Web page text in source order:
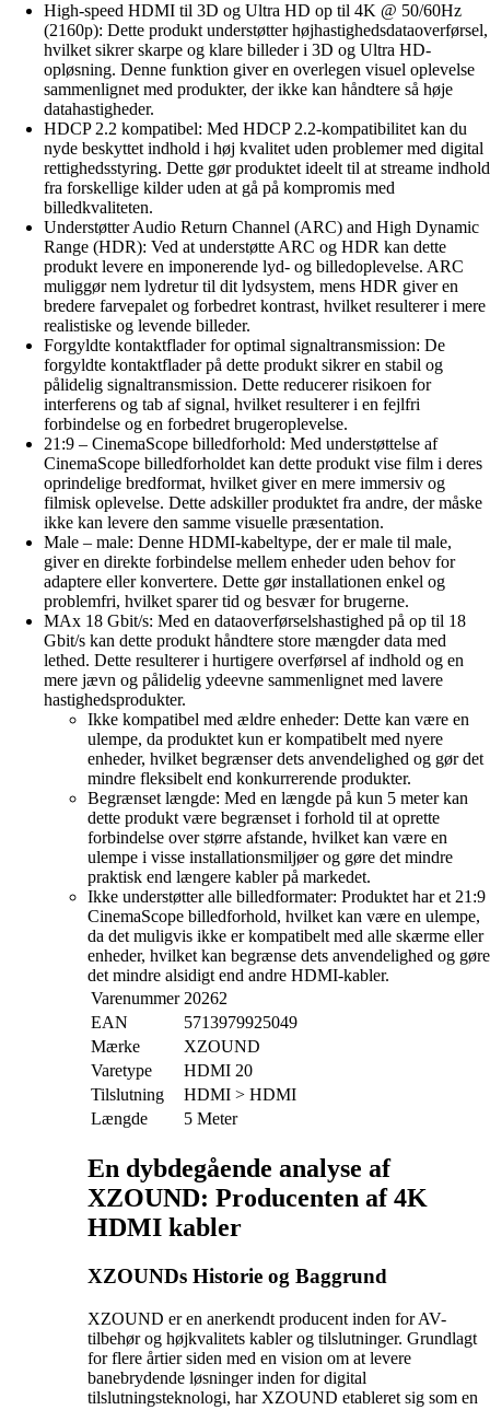
High-speed HDMI til 3D og Ultra HD op til 4K @ 50/60Hz
(2160p): Dette produkt understøtter højhastighedsdataoverførsel,
hvilket sikrer skarpe og klare billeder i 3D og Ultra HD-
opløsning. Denne funktion giver en overlegen visuel oplevelse
sammenlignet med produkter, der ikke kan håndtere så høje
datahastigheder.
HDCP 2.2 kompatibel: Med HDCP 2.2-kompatibilitet kan du
nyde beskyttet indhold i høj kvalitet uden problemer med digital
rettighedsstyring. Dette gør produktet ideelt til at streame indhold
fra forskellige kilder uden at gå på kompromis med
billedkvaliteten.
Understøtter Audio Return Channel (ARC) and High Dynamic
Range (HDR): Ved at understøtte ARC og HDR kan dette
produkt levere en imponerende lyd- og billedoplevelse. ARC
muliggør nem lydretur til dit lydsystem, mens HDR giver en
bredere farvepalet og forbedret kontrast, hvilket resulterer i mere
realistiske og levende billeder.
Forgyldte kontaktflader for optimal signaltransmission: De
forgyldte kontaktflader på dette produkt sikrer en stabil og
pålidelig signaltransmission. Dette reducerer risikoen for
interferens og tab af signal, hvilket resulterer i en fejlfri
forbindelse og en forbedret brugeroplevelse.
21:9 – CinemaScope billedforhold: Med understøttelse af
CinemaScope billedforholdet kan dette produkt vise film i deres
oprindelige bredformat, hvilket giver en mere immersiv og
filmisk oplevelse. Dette adskiller produktet fra andre, der måske
ikke kan levere den samme visuelle præsentation.
Male – male: Denne HDMI-kabeltype, der er male til male,
giver en direkte forbindelse mellem enheder uden behov for
adaptere eller konvertere. Dette gør installationen enkel og
problemfri, hvilket sparer tid og besvær for brugerne.
MAx 18 Gbit/s: Med en dataoverførselshastighed på op til 18
Gbit/s kan dette produkt håndtere store mængder data med
lethed. Dette resulterer i hurtigere overførsel af indhold og en
mere jævn og pålidelig ydeevne sammenlignet med lavere
hastighedsprodukter.
Ikke kompatibel med ældre enheder: Dette kan være en
ulempe, da produktet kun er kompatibelt med nyere
enheder, hvilket begrænser dets anvendelighed og gør det
mindre fleksibelt end konkurrerende produkter.
Begrænset længde: Med en længde på kun 5 meter kan
dette produkt være begrænset i forhold til at oprette
forbindelse over større afstande, hvilket kan være en
ulempe i visse installationsmiljøer og gøre det mindre
praktisk end længere kabler på markedet.
Ikke understøtter alle billedformater: Produktet har et 21:9
CinemaScope billedforhold, hvilket kan være en ulempe,
da det muligvis ikke er kompatibelt med alle skærme eller
enheder, hvilket kan begrænse dets anvendelighed og gøre
det mindre alsidigt end andre HDMI-kabler.
Varenummer 20262
EAN
5713979925049
Mærke
XZOUND
Varetype
HDMI 20
Tilslutning
HDMI > HDMI
Længde
5 Meter
En dybdegående analyse af
XZOUND: Producenten af 4K
HDMI kabler
XZOUNDs Historie og Baggrund
XZOUND er en anerkendt producent inden for AV-
tilbehør og højkvalitets kabler og tilslutninger. Grundlagt
for flere årtier siden med en vision om at levere
banebrydende løsninger inden for digital
tilslutningsteknologi, har XZOUND etableret sig som en